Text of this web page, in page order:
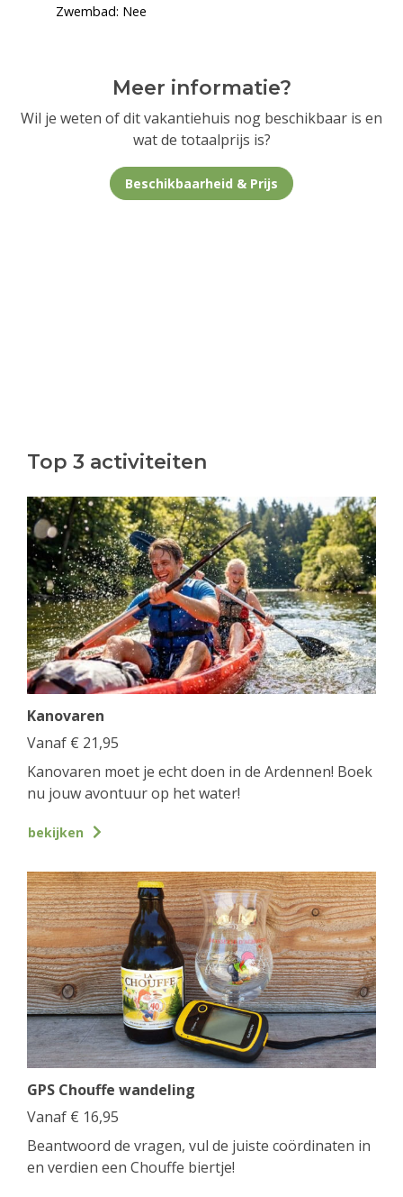
Zwembad: Nee
Meer informatie?
Wil je weten of dit vakantiehuis nog beschikbaar is en
wat de totaalprijs is?
Beschikbaarheid & Prijs
Top 3 activiteiten
Kanovaren
Vanaf € 21,95
Kanovaren moet je echt doen in de Ardennen! Boek
nu jouw avontuur op het water!
bekijken
GPS Chouffe wandeling
Vanaf € 16,95
Beantwoord de vragen, vul de juiste coördinaten in
en verdien een Chouffe biertje!